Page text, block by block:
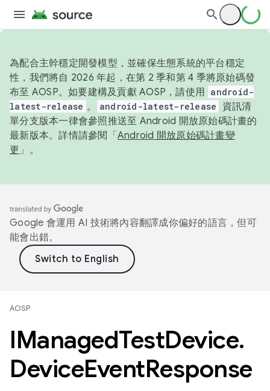
為配合主幹穩定開發模型，並確保生態系統的平台穩定
性，我們將自 2026 年起，在第 2 季和第 4 季將原始碼發
布至 AOSP。如要建構及貢獻 AOSP，請使用 android-
latest-release 。 android-latest-release
資訊清
單分支版本一律會參照推送至 Android 開放原始碼計畫的
最新版本。詳情請參閱「 Android 開放原始碼計畫變
更 」。
Google 會運用 AI 技術將內容翻譯成你偏好的語言，但可
能會出錯。
AOSP
IManagedTestDevice.
DeviceEventResponse